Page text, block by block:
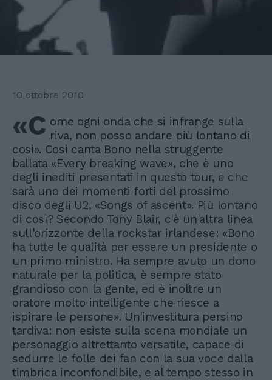
10 ottobre 2010
«C ome ogni onda che si infrange sulla
riva, non posso andare più lontano di
così». Così canta Bono nella struggente
ballata «Every breaking wave», che è uno
degli inediti presentati in questo tour, e che
sarà uno dei momenti forti del prossimo
disco degli U2, «Songs of ascent». Più lontano
di così? Secondo Tony Blair, c'è un'altra linea
sull'orizzonte della rockstar irlandese: «Bono
ha tutte le qualità per essere un presidente o
un primo ministro. Ha sempre avuto un dono
naturale per la politica, è sempre stato
grandioso con la gente, ed è inoltre un
oratore molto intelligente che riesce a
ispirare le persone». Un'investitura persino
tardiva: non esiste sulla scena mondiale un
personaggio altrettanto versatile, capace di
sedurre le folle dei fan con la sua voce dalla
timbrica inconfondibile, e al tempo stesso in